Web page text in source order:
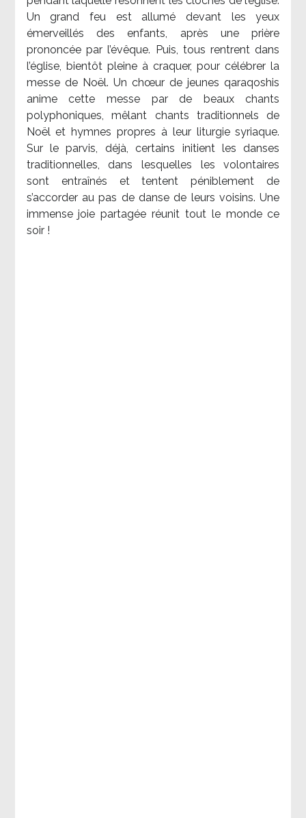
Un grand feu est allumé devant les yeux
émerveillés des enfants, après une prière
prononcée par l’évêque. Puis, tous rentrent dans
l’église, bientôt pleine à craquer, pour célébrer la
messe de Noël. Un chœur de jeunes qaraqoshis
anime cette messe par de beaux chants
polyphoniques, mêlant chants traditionnels de
Noël et hymnes propres à leur liturgie syriaque.
Sur le parvis, déjà, certains initient les danses
traditionnelles, dans lesquelles les volontaires
sont entraînés et tentent péniblement de
s’accorder au pas de danse de leurs voisins. Une
immense joie partagée réunit tout le monde ce
soir !